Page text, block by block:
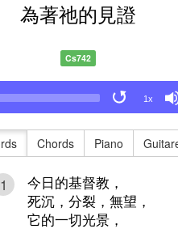
為著祂的見證
Cs742
1x
Chords Piano
1
今日的基督教，
死沉，分裂，無望，
它的一切光景，